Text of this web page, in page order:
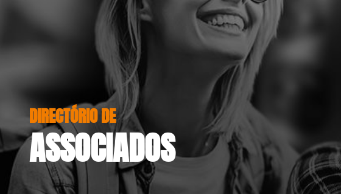
DIRECTÓRIO DE
ASSOCIADOS